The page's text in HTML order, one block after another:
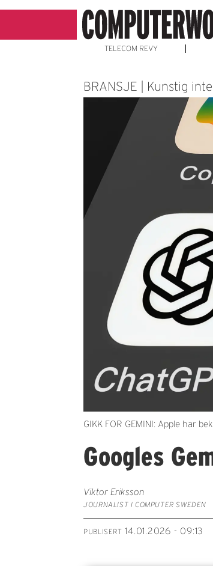
TELECOM REVY
BRANSJE | Kunstig
GIKK FOR GEMINI: Apple har
Googles
Viktor Eriksson
JOURNALIST I COMPUTER SWEDEN
PUBLISERT 14.01.2026 - 09:13